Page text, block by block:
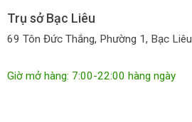
Trụ sở Bạc Liêu
69 Tôn Đức Thắng, Phường 1, Bạc Liêu
Giờ mở hàng: 7:00-22:00 hàng ngày